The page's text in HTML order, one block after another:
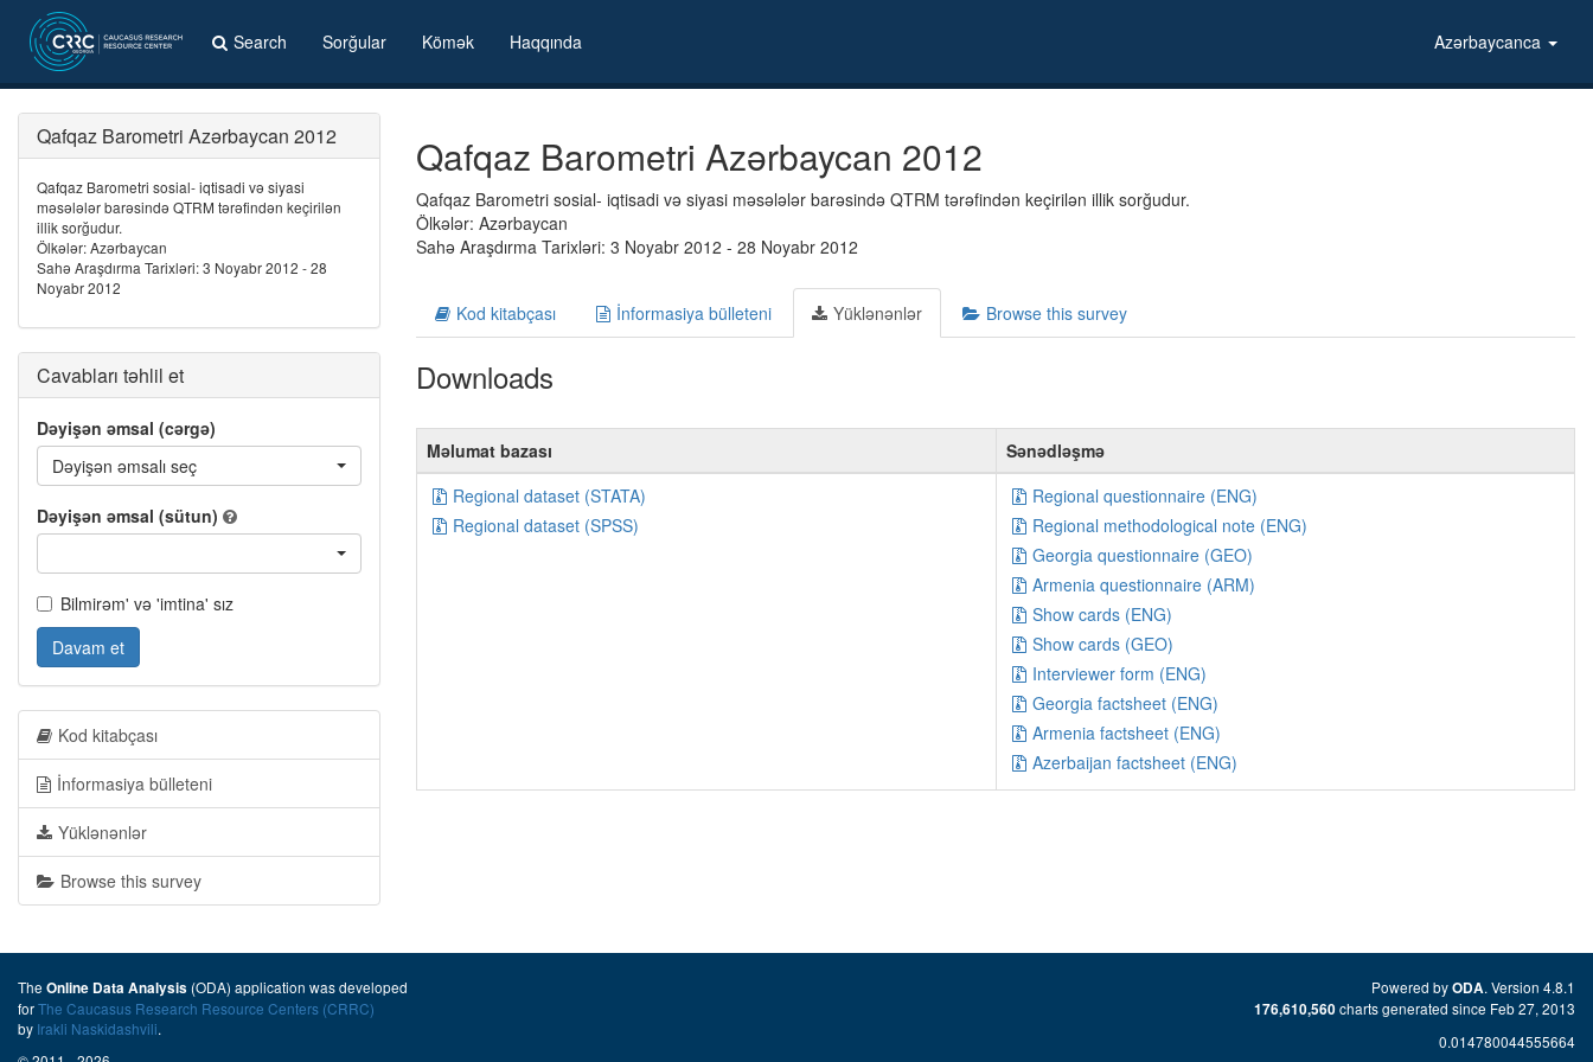
Search Sorğular Kömək Haqqında Azərbaycanca
Qafqaz Barometri Azərbaycan 2012
Qafqaz Barometri sosial- iqtisadi və siyasi məsələlər barəsində QTRM tərəfindən keçirilən illik sorğudur.
Ölkələr: Azərbaycan
Sahə Araşdırma Tarixləri: 3 Noyabr 2012 - 28 Noyabr 2012
Kod kitabçası İnformasiya bülleteni Yüklənənlər Browse this survey
Downloads
Məlumat bazası
Sənədləşmə
Regional dataset (STATA)
Regional dataset (SPSS)
Regional questionnaire (ENG)
Regional methodological note (ENG)
Georgia questionnaire (GEO)
Armenia questionnaire (ARM)
Show cards (ENG)
Show cards (GEO)
Interviewer form (ENG)
Georgia factsheet (ENG)
Armenia factsheet (ENG)
Azerbaijan factsheet (ENG)
Qafqaz Barometri Azərbaycan 2012
Qafqaz Barometri sosial- iqtisadi və siyasi
məsələlər barəsində QTRM tərəfindən keçirilən
illik sorğudur.
Ölkələr: Azərbaycan
Sahə Araşdırma Tarixləri: 3 Noyabr 2012 - 28
Noyabr 2012
Cavabları təhlil et
Dəyişən əmsal (cərgə)
Dəyişən əmsalı seç
Dəyişən əmsal (sütun)
Bilmirəm' və 'imtina' sız
Davam et
Kod kitabçası
İnformasiya bülleteni
Yüklənənlər
Browse this survey
The Online Data Analysis (ODA) application was developed
forThe Caucasus Research Resource Centers (CRRC)
by Irakli Naskidashvili.
Powered byODA. Version 4.8.1
176,610,560charts generated since Feb 27, 2013
0.014780044555664